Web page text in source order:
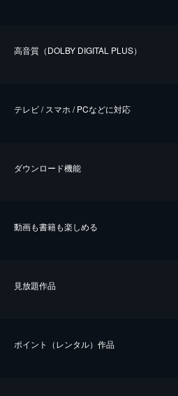
⾼⾳質（DOLBY DIGITAL PLUS）
テレビ / スマホ / PCなどに対応
ダウンロード機能
動画も書籍も楽しめる
⾒放題作品
ポイント（レンタル）作品